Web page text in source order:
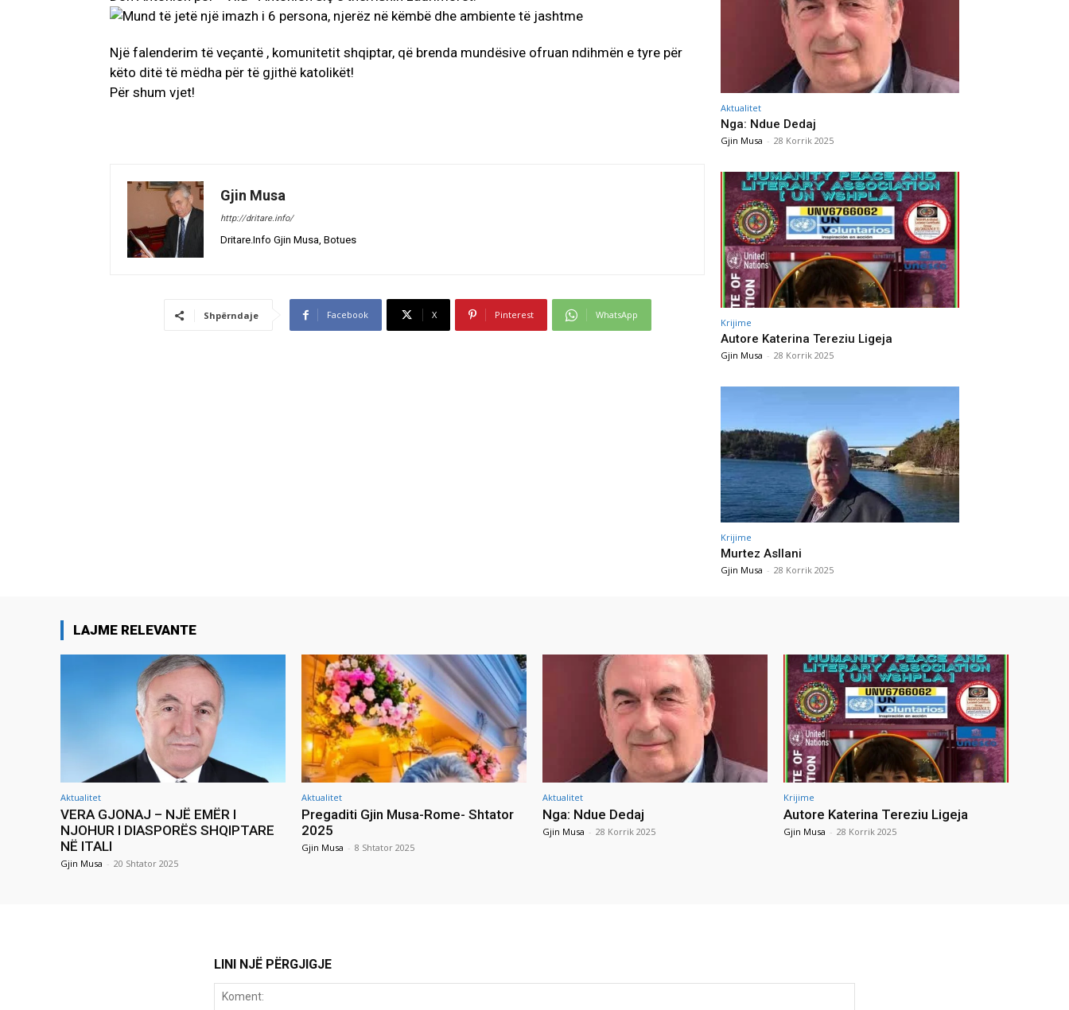
Një falenderim të veçantë , komunitetit shqiptar, që brenda mundësive ofruan ndihmën e tyre për
këto ditë të mëdha për të gjithë katolikët!
Për shum vjet!
Gjin Musa
http://dritare.info/
Dritare.Info Gjin Musa, Botues
Shpërndaje Facebook X Pinterest WhatsApp
Aktualitet
Nga: Ndue Dedaj
Gjin Musa - 28 Korrik 2025
Krijime
Autore Katerina Tereziu Ligeja
Gjin Musa - 28 Korrik 2025
Krijime
Murtez Asllani
Gjin Musa - 28 Korrik 2025
LAJME RELEVANTE
Aktualitet
VERA GJONAJ – NJË EMËR I
NJOHUR I DIASPORËS SHQIPTARE
NË ITALI
Gjin Musa - 20 Shtator 2025
Aktualitet
Pregaditi Gjin Musa-Rome- Shtator
2025
Gjin Musa - 8 Shtator 2025
Aktualitet
Nga: Ndue Dedaj
Gjin Musa - 28 Korrik 2025
Krijime
Autore Katerina Tereziu Ligeja
Gjin Musa - 28 Korrik 2025
LINI NJË PËRGJIGJE